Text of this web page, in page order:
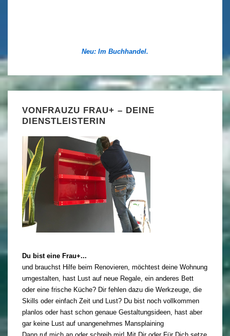
Neu: Im Buchhandel.
VONFRAUZU FRAU+ – DEINE
DIENSTLEISTERIN
Du bist eine Frau+...
und brauchst Hilfe beim Renovieren, möchtest deine Wohnung
umgestalten, hast Lust auf neue Regale, ein anderes Bett
oder eine frische Küche? Dir fehlen dazu die Werkzeuge, die
Skills oder einfach Zeit und Lust? Du bist noch vollkommen
planlos oder hast schon genaue Gestaltungsideen, hast aber
gar keine Lust auf unangenehmes Mansplaining